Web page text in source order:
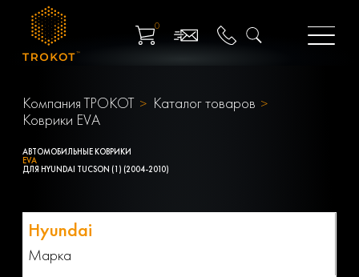
0
Компания ТРОКОТ
Каталог товаров
Коврики EVA
АВТОМОБИЛЬНЫЕ КОВРИКИ
EVA
ДЛЯ HYUNDAI TUCSON (1) (2004-2010)
Марка